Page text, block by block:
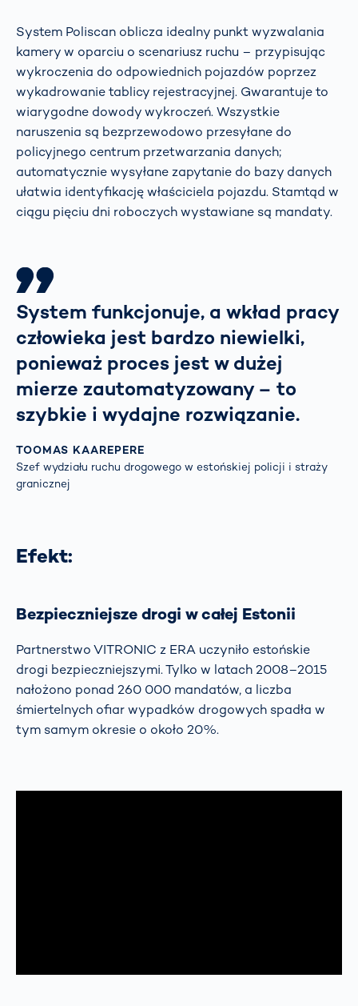
System Poliscan oblicza idealny punkt wyzwalania
kamery w oparciu o scenariusz ruchu – przypisując
wykroczenia do odpowiednich pojazdów poprzez
wykadrowanie tablicy rejestracyjnej. Gwarantuje to
wiarygodne dowody wykroczeń. Wszystkie
naruszenia są bezprzewodowo przesyłane do
policyjnego centrum przetwarzania danych;
automatycznie wysyłane zapytanie do bazy danych
ułatwia identyfikację właściciela pojazdu. Stamtąd w
ciągu pięciu dni roboczych wystawiane są mandaty.
System funkcjonuje, a wkład pracy
człowieka jest bardzo niewielki,
ponieważ proces jest w dużej
mierze zautomatyzowany – to
szybkie i wydajne rozwiązanie.
TOOMAS KAAREPERE
Szef wydziału ruchu drogowego w estońskiej policji i straży
granicznej
Efekt:
Bezpieczniejsze drogi w całej Estonii
Partnerstwo VITRONIC z ERA uczyniło estońskie
drogi bezpieczniejszymi. Tylko w latach 2008–2015
nałożono ponad 260 000 mandatów, a liczba
śmiertelnych ofiar wypadków drogowych spadła w
tym samym okresie o około 20%.